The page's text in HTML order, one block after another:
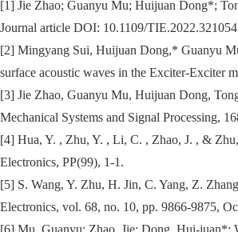
[1] Jie Zhao; Guanyu Mu; Huijuan Dong*;
Journal article DOI: 10.1109/
[2] Mingyang Sui, Huijuan Dong,* Guanyu
surface acoustic waves in the Exciter-Exciter
[3] Jie Zhao, Guanyu Mu, Huijuan Dong,
Mechanical Systems and Signal Processing,
[4] Hua, Y. , Zhu, Y. , Li, C. , Zhao, J. , &
Electronics, PP(99), 1-1.
[5] S. Wang, Y. Zhu, H. Jin, C. Yang, Z.
Electronics, vol. 68, no. 10, pp. 9866-9875,
[6] Mu, Guanyu; Zhao, Jie; Dong, Hui-juan*;